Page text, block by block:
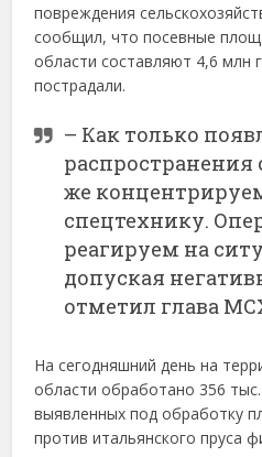
повреждения
сообщил, что посевные
области составляют 4,6 млн
пострадали.
– Как только
же
спецтехнику.
реагируем на
допуская
отметил глава
На сегодняшний день на
области обработано 356 тыс.
выявленных под обработку
против итальянского пруса